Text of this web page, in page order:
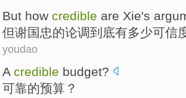
But how credible are Xie's
但谢国忠的论调到底有多少可信
youdao
A credible budget?
可靠的预算 ？